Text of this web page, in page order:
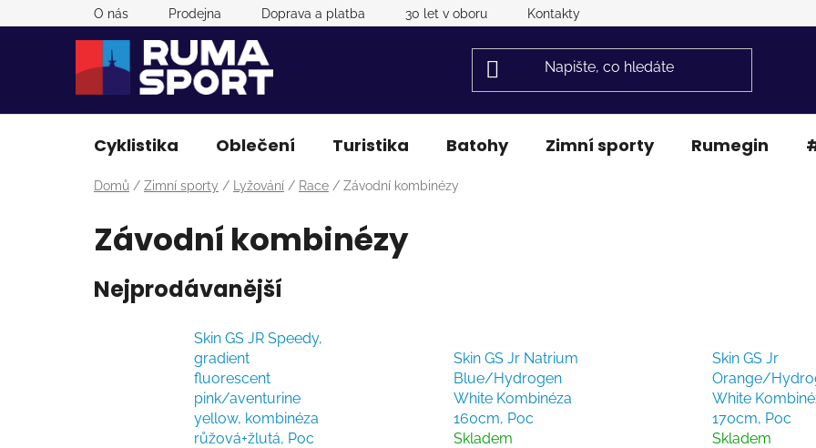
na
O nás Prodejna Doprava a platba 30 let v oboru Kontakty
Cyklistika Oblečení Turistika Batohy Zimní sporty Rumegin
Domů / Zimní sporty / Lyžování / Race / Závodní kombinézy
Závodní kombinézy
Nejprodávanější
Skin GS JR Speedy,
gradient
fluorescent
pink/aventurine
yellow, kombinéza
růžová+žlutá, Poc
Skin GS Jr Natrium
Blue/Hydrogen
White Kombinéza
160cm, Poc
Skladem
Skin GS Jr
Orange/
White
170cm, Poc
Skladem